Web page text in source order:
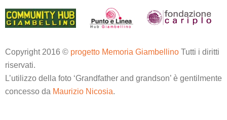
Copyright 2016 © progetto Memoria Giambellino Tutti i diritti
riservati.
L’utilizzo della foto ‘Grandfather and grandson’ è gentilmente
concesso da Maurizio Nicosia.